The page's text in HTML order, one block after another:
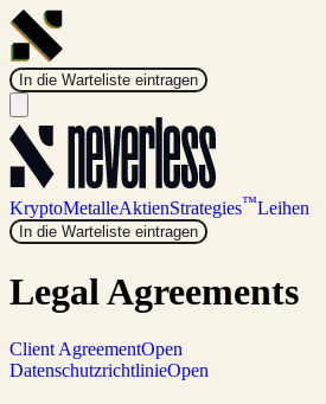
In die Warteliste eintragen
KryptoMetalleAktienStrategies™Leihen
In die Warteliste eintragen
LegalAgreements
Client AgreementOpen
DatenschutzrichtlinieOpen